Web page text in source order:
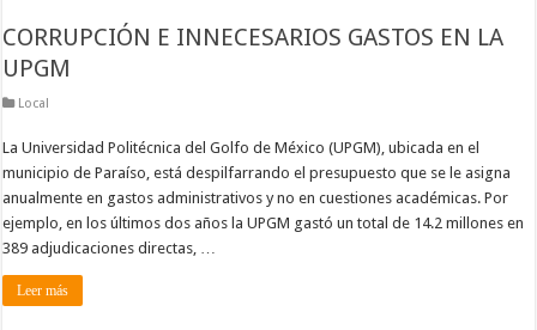
CORRUPCIÓN E INNECESARIOS GASTOS EN LA
UPGM
Local
La Universidad Politécnica del Golfo de México (UPGM), ubicada en el
municipio de Paraíso, está despilfarrando el presupuesto que se le asigna
anualmente en gastos administrativos y no en cuestiones académicas. Por
ejemplo, en los últimos dos años la UPGM gastó un total de 14.2 millones en
389 adjudicaciones directas, …
Leer más